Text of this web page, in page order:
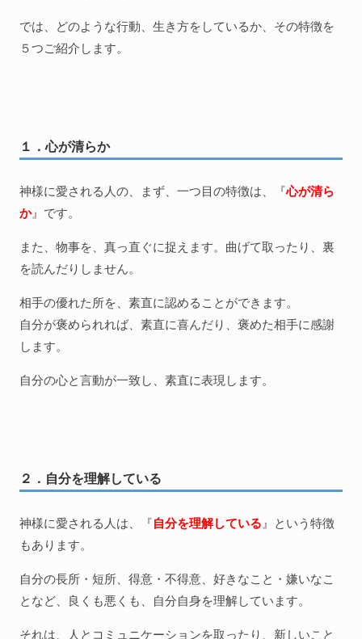
では、どのような行動、生き方をしているか、その特徴を
５つご紹介します。
１．心が清らか
神様に愛される人の、まず、一つ目の特徴は、『心が清ら
か』です。
また、物事を、真っ直ぐに捉えます。曲げて取ったり、裏
を読んだりしません。
相手の優れた所を、素直に認めることができます。
自分が褒められれば、素直に喜んだり、褒めた相手に感謝
します。
自分の心と言動が一致し、素直に表現します。
２．自分を理解している
神様に愛される人は、『自分を理解している 』という特徴
もあります。
自分の長所・短所、得意・不得意、好きなこと・嫌いなこ
となど、良くも悪くも、自分自身を理解しています。
それは、人とコミュニケーションを取ったり、新しいこと